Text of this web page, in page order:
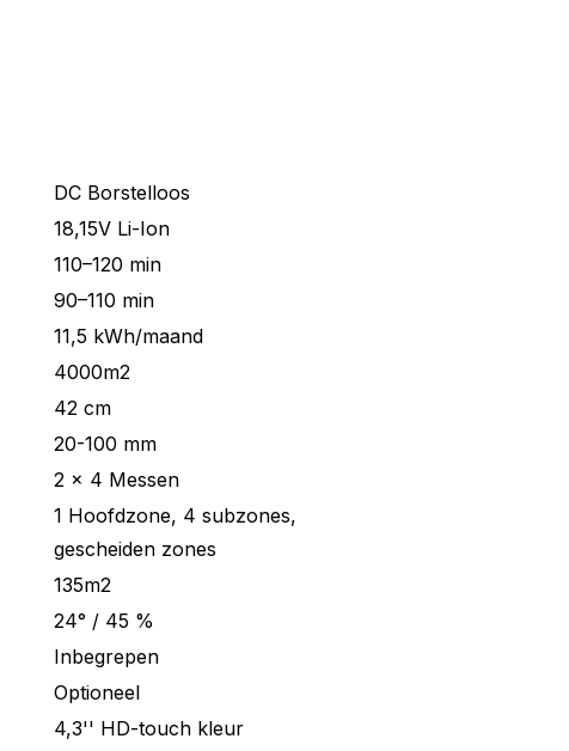
DC Borstelloos
18,15V Li-Ion
110–120 min
90–110 min
11,5 kWh/maand
4000m2
42 cm
20-100 mm
2 x 4 Messen
1 Hoofdzone, 4 subzones,
gescheiden zones
135m2
24° / 45 %
Inbegrepen
Optioneel
4,3'' HD-touch kleur